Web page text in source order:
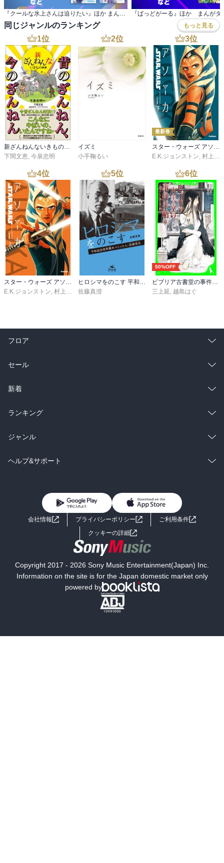
『クールな氷上さんは迫りたい』ほか まんがタイム8月新刊配信記念キャンペーン
同じジャンルのランキング もっと見る
1位
新ざんねんないきもの事典 昔のざんねん、今のざんねん
下間文恵, 今泉忠明
2位
イズミ
小手鞠るい
3位
最新巻
スター・ウォーズ アソーカ 下
E.K.ジョンストン, 村上清幸
4位
E.K.ジョンストン 村上清幸
5位
佐藤真澄
6位
50%OFF
三上延 越島はぐ
フロア
総合
ラノベ
雑誌・グラビア
BL・TL
セール
総合
ラノベ
雑誌・グラビア
BL・TL
新着
総合
ラノベ
雑誌・グラビア
ランキング
総合
ラノベ
ジャンル
コミック
ライトノベル 男子向けラノベ
小説
海外小説
ミステリー SF
文学
ヘルプ&サポート
よくあるご質問 お問い合わせ
会社情報 プライバシーポリシー
ご利用条件
クッキーの詳細
Copyright 2017 - 2026 Sony Music Entertainment(Japan) Inc.
Information on the site is for the Japan domestic market only
powered by